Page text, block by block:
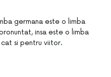
germana este o limba
insa este o limba
si pentru viitor.